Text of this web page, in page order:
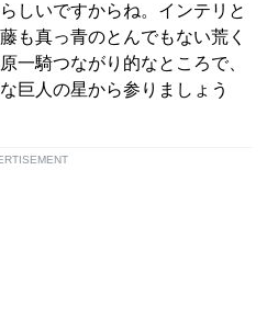
しいですからね。インテリと
真っ青のとんでもない荒く
騎つながり的なところで、
巨人の星から参りましょう